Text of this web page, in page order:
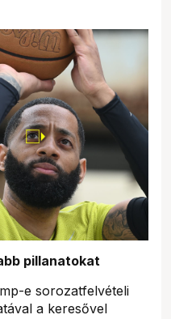
pillanatokat
e sorozatfelvételi
a keresővel